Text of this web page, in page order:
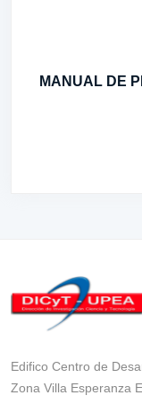
MANUAL DE
Edifico Centro de
Zona Villa Esperanza